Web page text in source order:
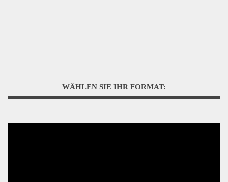
WÄHLEN SIE IHR FORMAT: